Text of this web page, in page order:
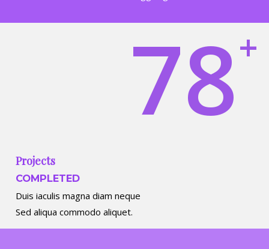
78+
Projects
COMPLETED
Duis iaculis magna diam neque
Sed aliqua commodo aliquet.